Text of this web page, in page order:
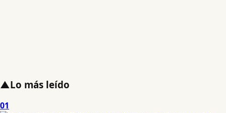
▲Lo más leído
01